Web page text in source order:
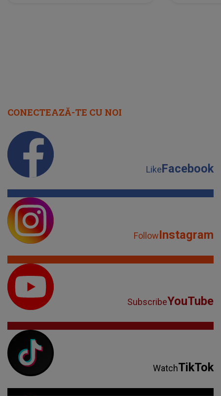
CONECTEAZĂ-TE CU NOI
LikeFacebook
FollowInstagram
SubscribeYouTube
WatchTikTok